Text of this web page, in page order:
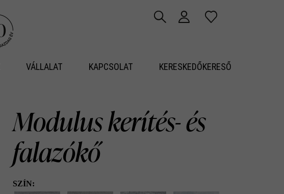
VÁLLALAT KAPCSOLAT KERESKEDŐKERESŐ
Modulus kerítés- és
falazókő
SZÍN: